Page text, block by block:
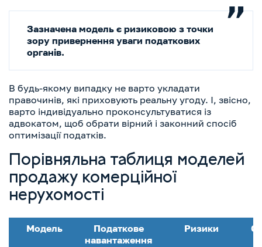
Зазначена модель є ризиковою з точки
зору привернення уваги податкових
органів.
В будь-якому випадку не варто укладати
правочинів, які приховують реальну угоду. І, звісно,
варто індивідуально проконсультуватися із
адвокатом, щоб обрати вірний і законний спосіб
оптимізації податків.
Порівняльна таблиця моделей
продажу комерційної
нерухомості
Модель
Податкове
навантаження
Ризики